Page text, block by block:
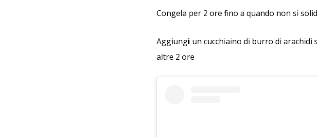
Congela per 2 ore fino a quando non si
Aggiungi un cucchiaino di burro di
altre 2 ore